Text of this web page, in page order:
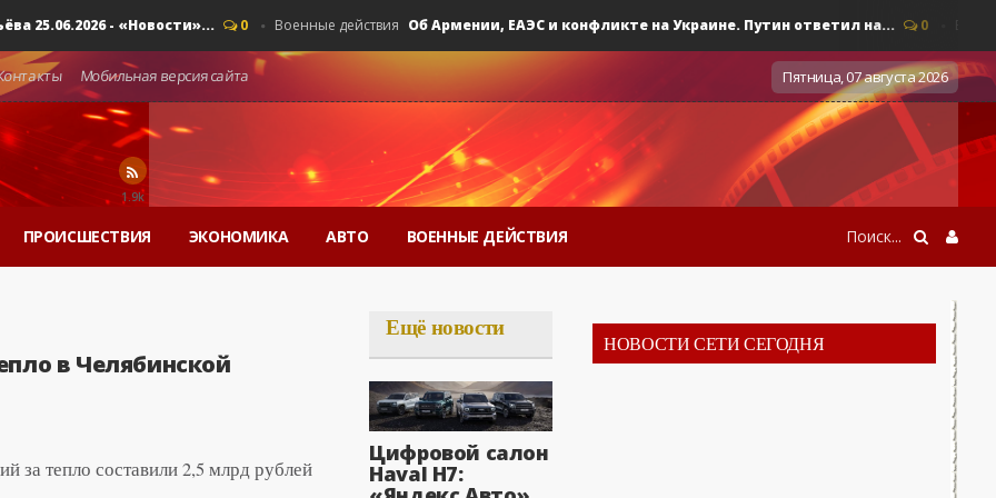
- «Новости»... 0 Военные действия Об Армении, ЕАЭС и конфликте на Украине. Путин ответил на... 0 Военные
Пятница, 07 августа 2026
Мобильная версия сайта
1.9k
ПРОИСШЕСТВИЯ ЭКОНОМИКА АВТО ВОЕННЫЕ ДЕЙСТВИЯ
в Челябинской
за тепло составили 2,5 млрд рублей
Ещё новости
Цифровой салон
Haval H7:
НОВОСТИ СЕТИ СЕГОДНЯ